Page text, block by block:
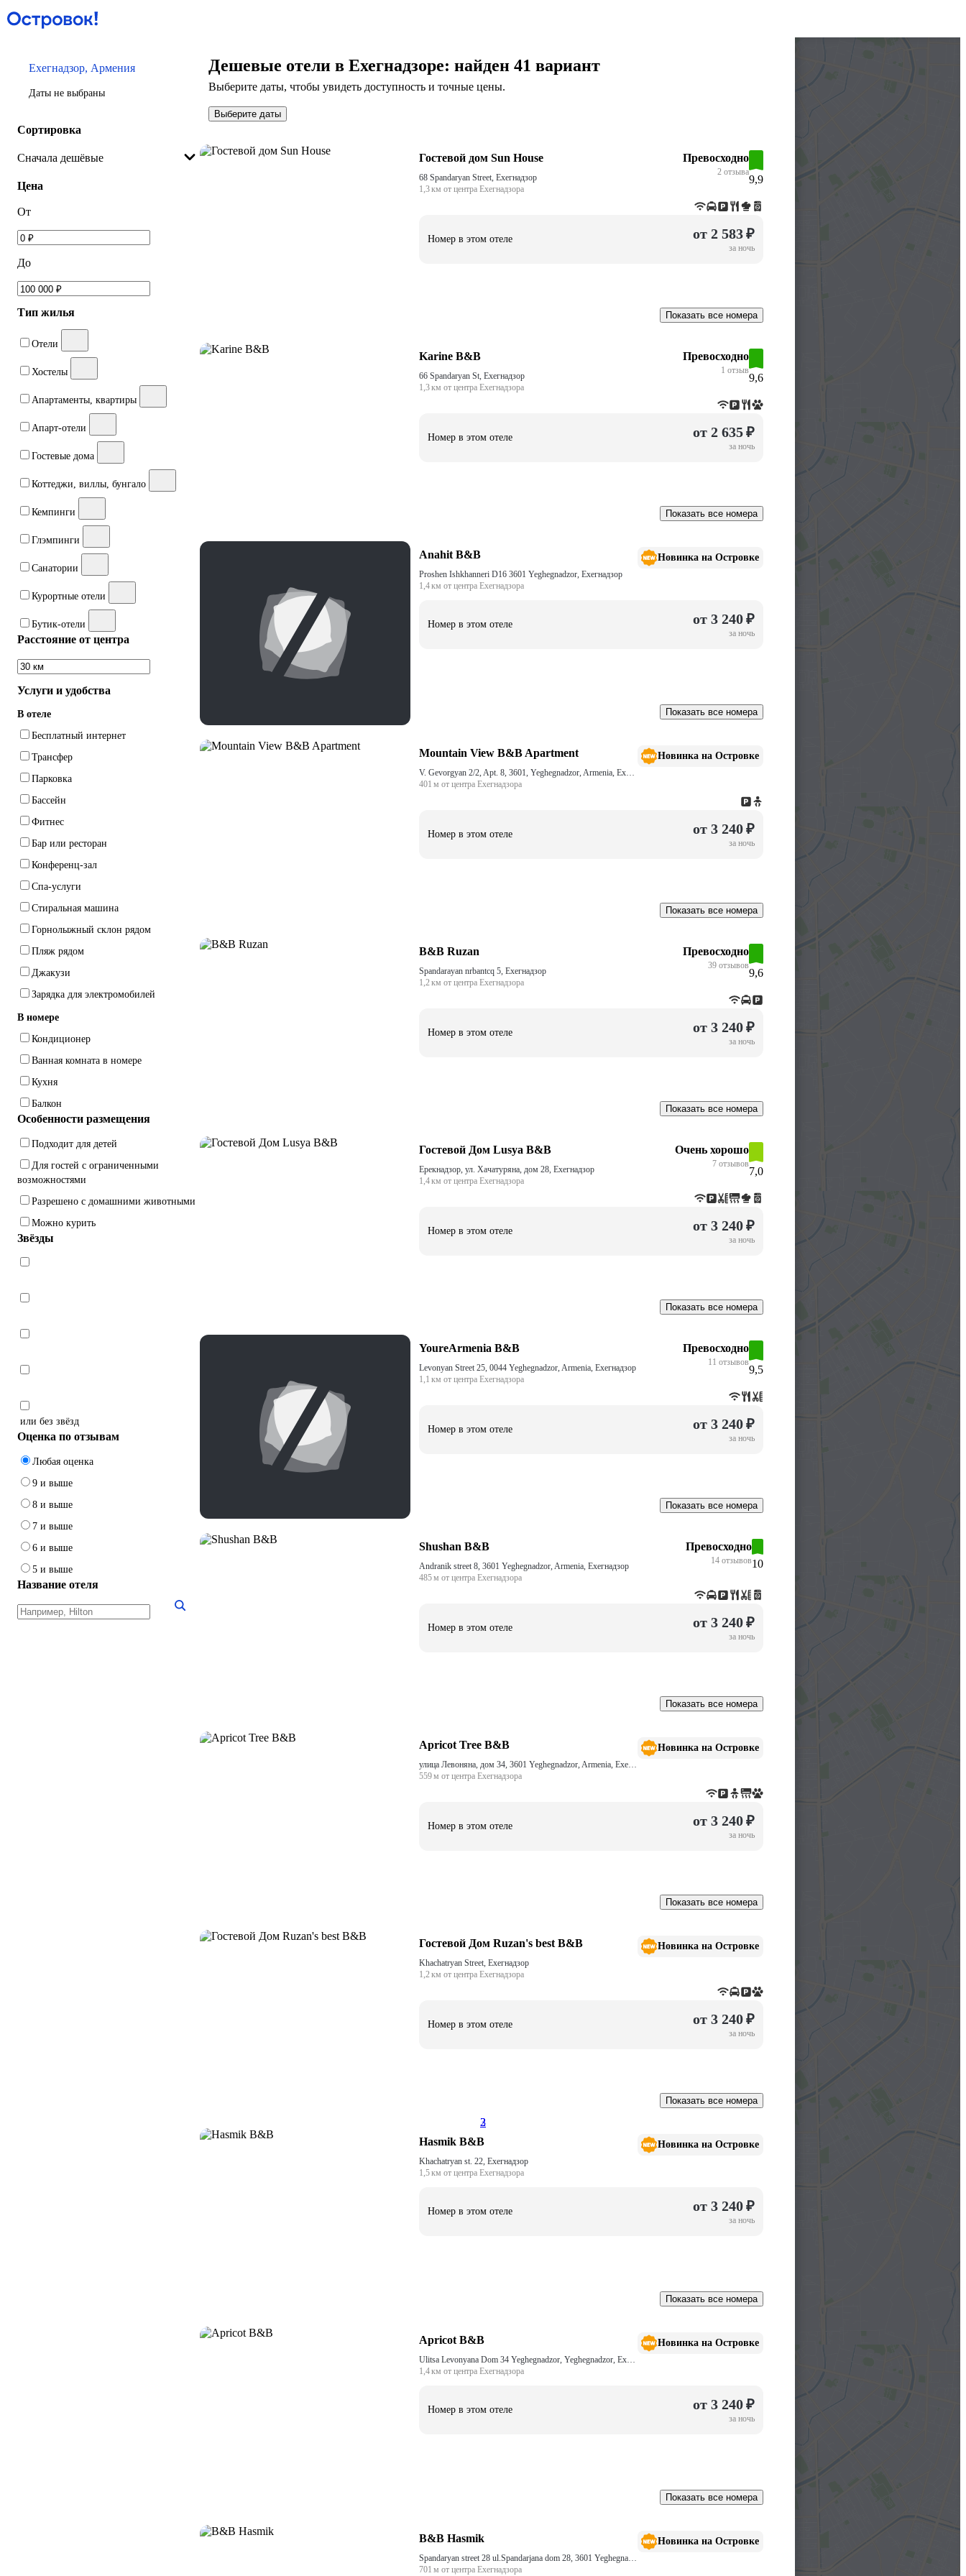
Ехегнадзор, Армения
Даты не выбраны
Сортировка
Сначала дешёвые
Цена
От
До
Тип жилья
Отели
Хостелы
Апартаменты, квартиры
Апарт-отели
Гостевые дома
Коттеджи, виллы, бунгало
Кемпинги
Глэмпинги
Санатории
Курортные отели
Бутик-отели
Расстояние от центра
Услуги и удобства
В отеле
Бесплатный интернет
Трансфер
Парковка
Бассейн
Фитнес
Бар или ресторан
Конференц-зал
Спа-услуги
Стиральная машина
Горнолыжный склон рядом
Пляж рядом
Джакузи
Зарядка для электромобилей
В номере
Кондиционер
Ванная комната в номере
Кухня
Балкон
Особенности размещения
Подходит для детей
Для гостей с ограниченными
возможностями
Разрешено с домашними животными
Можно курить
Звёзды
или без звёзд
Оценка по отзывам
Любая оценка
9 и выше
8 и выше
7 и выше
6 и выше
5 и выше
Название отеля
Дешевые отели в Ехегнадзоре: найден 41 вариант
Выберите даты, чтобы увидеть доступность и точные цены.
Выберите даты
Гостевой дом Sun House
68 Spandaryan Street, Ехегнадзор
1,3 км от центра Ехегнадзора
Превосходно
2 отзыва
9,9
Номер в этом отеле от 2 583 ₽
за ночь
Показать все номера
Karine B&B
66 Spandaryan St, Ехегнадзор
1,3 км от центра Ехегнадзора
Превосходно
1 отзыв
9,6
Номер в этом отеле от 2 635 ₽
за ночь
Показать все номера
Anahit B&B
Proshen Ishkhanneri D16 3601 Yeghegnadzor, Ехегнадзор
1,4 км от центра Ехегнадзора
Новинка на Островке
Номер в этом отеле от 3 240 ₽
за ночь
Показать все номера
Mountain View B&B Apartment
V. Gevorgyan 2/2, Apt. 8, 3601, Yeghegnadzor, Armenia, Ехегнадзор
401 м от центра Ехегнадзора
Новинка на Островке
Номер в этом отеле от 3 240 ₽
за ночь
Показать все номера
B&B Ruzan
Spandarayan nrbantcq 5, Ехегнадзор
1,2 км от центра Ехегнадзора
Превосходно
39 отзывов
9,6
Номер в этом отеле от 3 240 ₽
за ночь
Показать все номера
Гостевой Дом Lusya B&B
Ерекнадзор, ул. Хачатуряна, дом 28, Ехегнадзор
1,4 км от центра Ехегнадзора
Очень хорошо
7 отзывов
7,0
Номер в этом отеле от 3 240 ₽
за ночь
Показать все номера
YoureArmenia B&B
Levonyan Street 25, 0044 Yeghegnadzor, Armenia, Ехегнадзор
1,1 км от центра Ехегнадзора
Превосходно
11 отзывов
9,5
Номер в этом отеле от 3 240 ₽
за ночь
Показать все номера
Shushan B&B
Andranik street 8, 3601 Yeghegnadzor, Armenia, Ехегнадзор
485 м от центра Ехегнадзора
Превосходно
14 отзывов10
Номер в этом отеле от 3 240 ₽
за ночь
Показать все номера
Apricot Tree B&B
улица Левоняна, дом 34, 3601 Yeghegnadzor, Armenia, Ехегнадзор
559 м от центра Ехегнадзора
Новинка на Островке
Номер в этом отеле от 3 240 ₽
за ночь
Показать все номера
Гостевой Дом Ruzan's best B&B
Khachatryan Street, Ехегнадзор
1,2 км от центра Ехегнадзора
Новинка на Островке
Номер в этом отеле от 3 240 ₽
за ночь
Показать все номера
Hasmik B&B
Khachatryan st. 22, Ехегнадзор
1,5 км от центра Ехегнадзора
Новинка на Островке
Номер в этом отеле от 3 240 ₽
за ночь
Показать все номера
Apricot B&B
Ulitsa Levonyana Dom 34 Yeghegnadzor, Yeghegnadzor, Ехегнадзор
1,4 км от центра Ехегнадзора
Новинка на Островке
Номер в этом отеле от 3 240 ₽
за ночь
Показать все номера
B&B Hasmik
Spandaryan street 28 ul.Spandarjana dom 28, 3601 Yeghegnadzor, Armenia, Ехегнадзор
701 м от центра Ехегнадзора
Новинка на Островке
2
3